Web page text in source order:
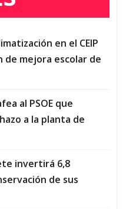
en el CEIP
de mejora escolar de
al PSOE que
a la planta de
invertirá 6,8
de sus